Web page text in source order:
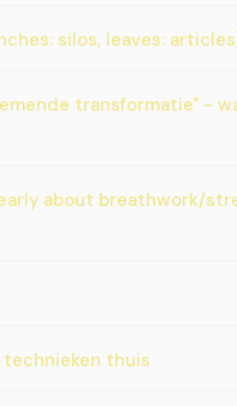
silos, leaves:
transformatie"
about breathwork/
thuis